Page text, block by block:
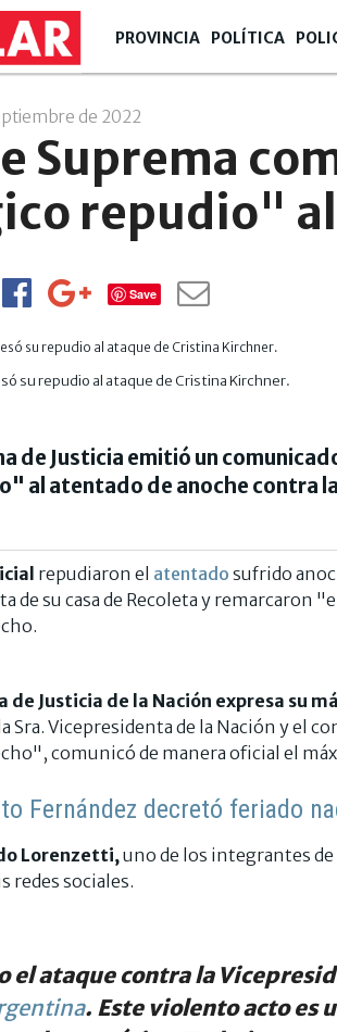
PROVINCIA POLÍTICA
de 2022
Suprema
repudio"
Save
su repudio al ataque de Cristina Kirchner.
de Justicia emitió un
al atentado de anoche contra
repudiaron el atentado sufrido
de su casa de Recoleta y remarcaron
de Justicia de la Nación expresa su
Sra. Vicepresidenta de la Nación y el
comunicó de manera oficial el
Fernández decretó feriado
Lorenzetti, uno de los integrantes
redes sociales.
el ataque contra la
. Este violento acto es